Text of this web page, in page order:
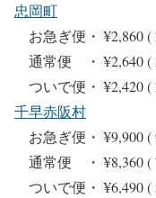
忠岡町
お急ぎ便・ ¥2,860
通常便 ・ ¥2,640 (
ついで便・ ¥2,420
千早赤阪村
お急ぎ便・ ¥9,900
通常便 ・ ¥8,360 (
ついで便・ ¥6,490